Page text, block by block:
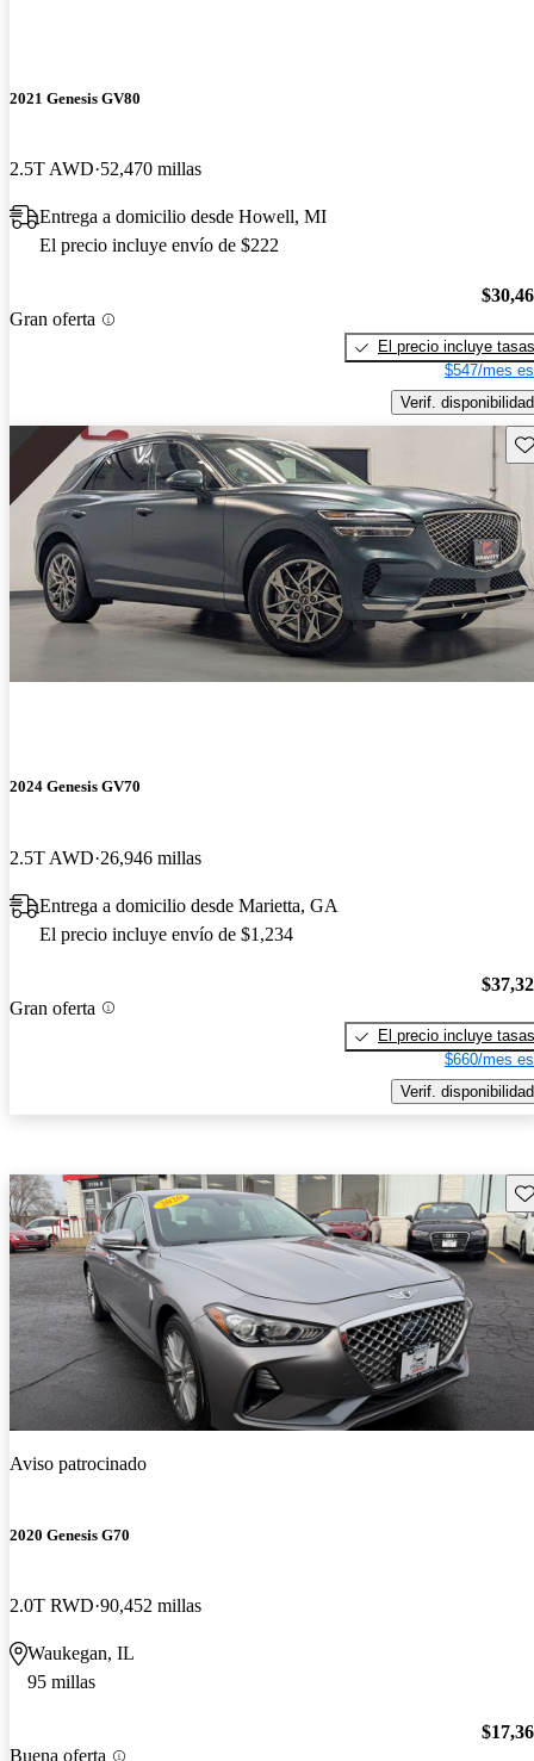
2021 Genesis GV80
2.5T AWD 52,470 millas
Entrega a domicilio desde Howell, MI
El precio incluye envío de $222
Gran oferta
El precio incluye tasas
$547/mes
Verif. disponibilidad
2024 Genesis GV70
2.5T AWD 26,946 millas
Entrega a domicilio desde Marietta, GA
El precio incluye envío de $1,234
Gran oferta
El precio incluye tasas
$660/mes
Verif. disponibilidad
Aviso patrocinado
2020 Genesis G70
2.0T RWD 90,452 millas
Waukegan, IL
95 millas
Buena oferta